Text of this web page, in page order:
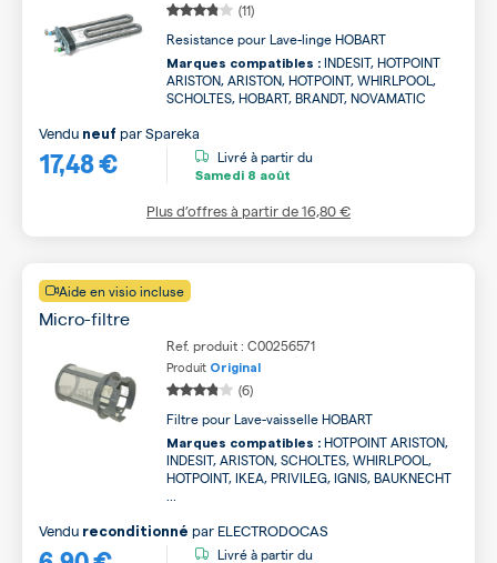
(11)
Resistance pour Lave-linge HOBART
Marques compatibles : INDESIT, HOTPOINT
ARISTON, ARISTON, HOTPOINT, WHIRLPOOL,
SCHOLTES, HOBART, BRANDT, NOVAMATIC
17,48 €
Vendu neuf parSpareka
Livré à partir du
Samedi 8 août
Plus d’offres à partir de16,80 €
Aide en visio incluse
Micro-filtre
Ref. produit : C00256571
Produit Original
(6)
Filtre pour Lave-vaisselle HOBART
Marques compatibles : HOTPOINT ARISTON,
INDESIT, ARISTON, SCHOLTES, WHIRLPOOL,
HOTPOINT, IKEA, PRIVILEG, IGNIS, BAUKNECHT
Vendu reconditionné par ELECTRODOCAS
Livré à partir du